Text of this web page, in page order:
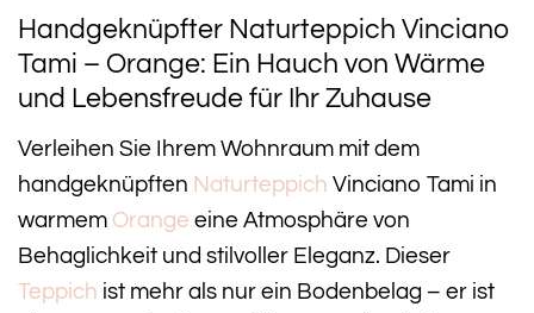
Handgeknüpfter Naturteppich Vinciano
Tami – Orange: Ein Hauch von Wärme
und Lebensfreude für Ihr Zuhause
Verleihen Sie Ihrem Wohnraum mit dem
handgeknüpften Naturteppich Vinciano Tami in
warmem Orange eine Atmosphäre von
Behaglichkeit und stilvoller Eleganz. Dieser
Teppich ist mehr als nur ein Bodenbelag – er ist